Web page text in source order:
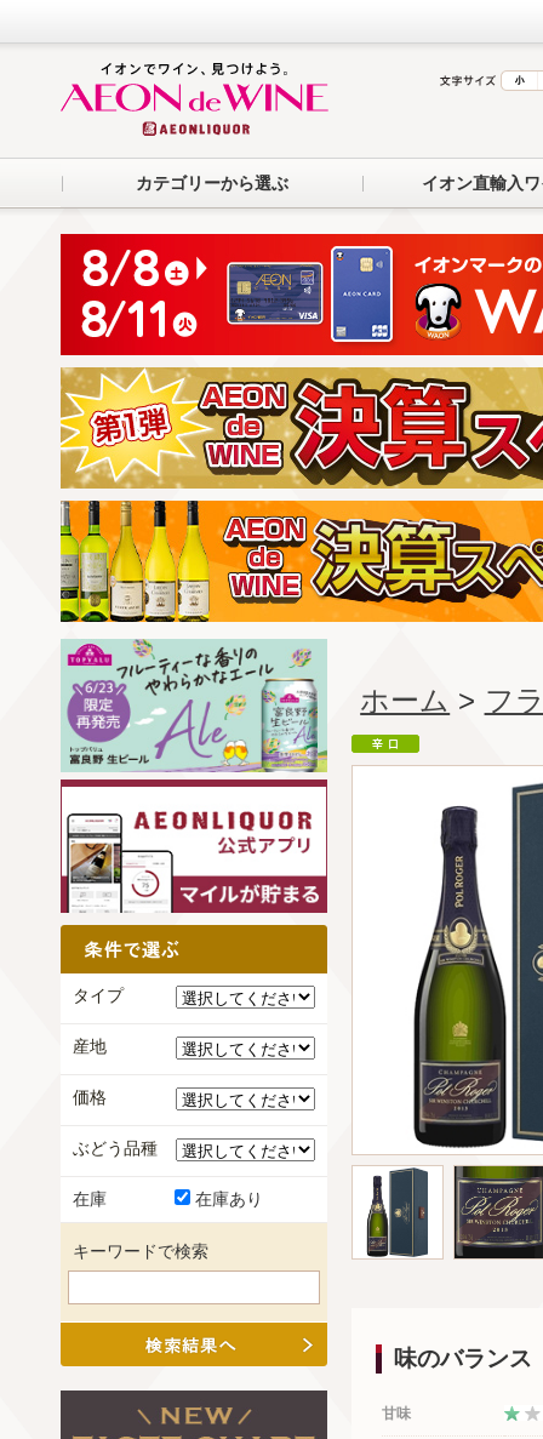
カテゴリーから選ぶ イオン直輸入
ホーム > フ
味のバランス
甘味
タイプ
産地
価格
ぶどう品種
在庫 在庫あり
キーワードで検索